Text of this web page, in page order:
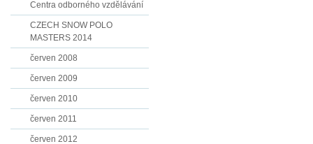
Centra odborného vzdělávání
CZECH SNOW POLO
MASTERS 2014
červen 2008
červen 2009
červen 2010
červen 2011
červen 2012